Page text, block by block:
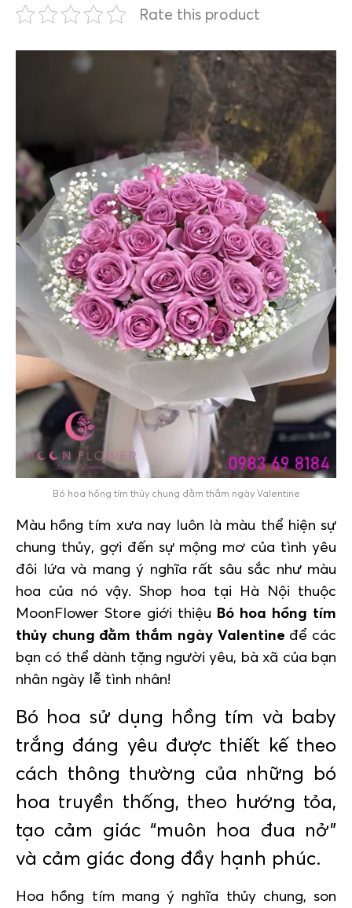
Rate this product
Bó hoa hồng tím thủy chung đằm thắm ngày Valentine
Màu hồng tím xưa nay luôn là màu thể hiện sự
chung thủy, gợi đến sự mộng mơ của tình yêu
đôi lứa và mang ý nghĩa rất sâu sắc như màu
hoa của nó vậy. Shop hoa tại Hà Nội thuộc
MoonFlower Store giới thiệu Bó hoa hồng tím
thủy chung đằm thắm ngày Valentine để các
bạn có thể dành tặng người yêu, bà xã của bạn
nhân ngày lễ tình nhân!
Bó hoa sử dụng hồng tím và baby
trắng đáng yêu được thiết kế theo
cách thông thường của những bó
hoa truyền thống, theo hướng tỏa,
tạo cảm giác “muôn hoa đua nở”
và cảm giác đong đầy hạnh phúc.
Hoa hồng tím mang ý nghĩa thủy chung, son